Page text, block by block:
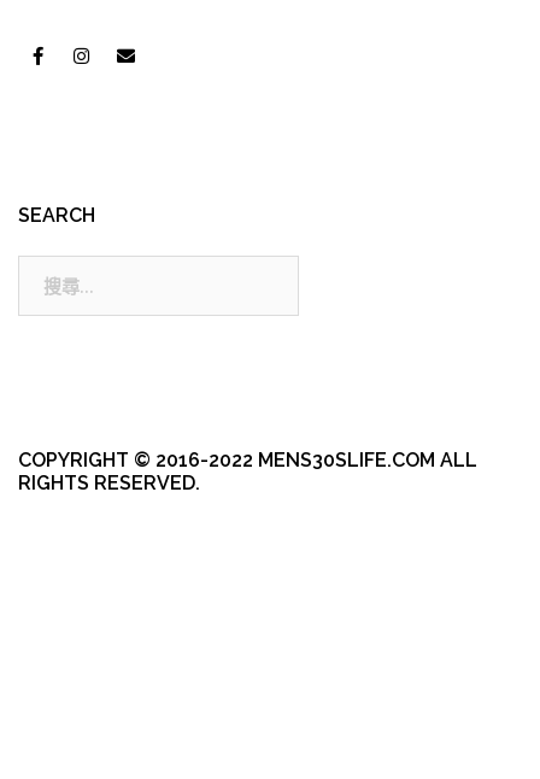
SEARCH
COPYRIGHT © 2016-2022 MENS30SLIFE.COM ALL
RIGHTS RESERVED.